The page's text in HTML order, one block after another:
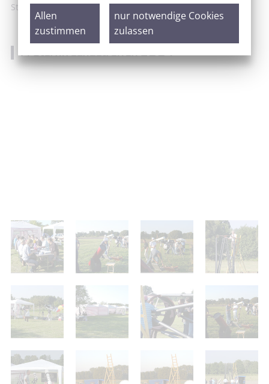
Sternfreundetreffen 2004
7. Sternfreundetreffen 2004
Allen
zustimmen
nur notwendige Cookies
zulassen